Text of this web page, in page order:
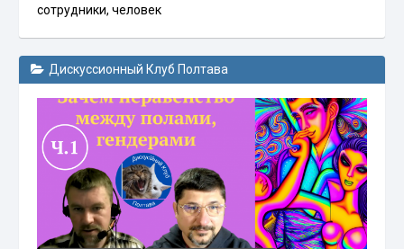
сотрудники,человек
Дискуссионный Клуб Полтава